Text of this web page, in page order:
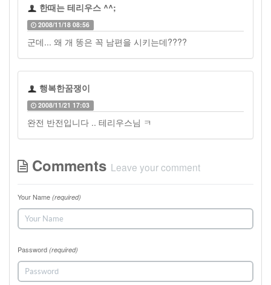
한때는 테리우스 ^^;
2008/11/18 08:56
군데... 왜 개 똥은 꼭 남편을 시키는데????
행복한꿈쟁이
2008/11/21 17:03
완전 반전입니다 .. 테리우스님 ㅋ
Comments Leave your comment
Your Name (required)
Password (required)